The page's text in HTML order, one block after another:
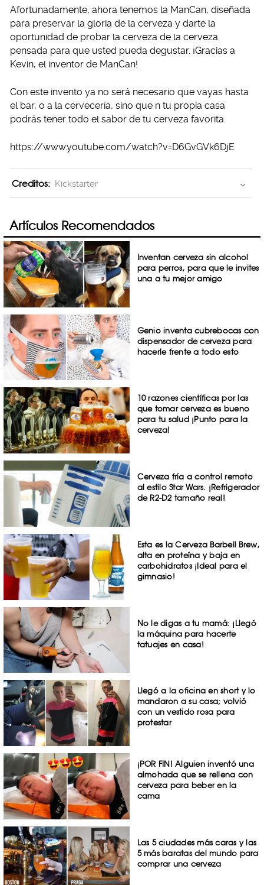
Afortunadamente, ahora tenemos la ManCan, diseñada
para preservar la gloria de la cerveza y darte la
oportunidad de probar la cerveza de la cerveza
pensada para que usted pueda degustar. ¡Gracias a
Kevin, el inventor de ManCan!
Con este invento ya no será necesario que vayas hasta
el bar, o a la cervecería, sino que n tu propia casa
podrás tener todo el sabor de tu cerveza favorita.
https://www.youtube.com/watch?v=D6GvGVk6DjE
Creditos: Kickstarter
Artículos Recomendados
Inventan cerveza sin alcohol
para perros, para que le invites
una a tu mejor amigo
Genio inventa cubrebocas con
dispensador de cerveza para
hacerle frente a todo esto
10 razones científicas por las
que tomar cerveza es bueno
para tu salud ¡Punto para la
cerveza!
Cerveza fría a control remoto
al estilo Star Wars. ¡Refrigerador
de R2-D2 tamaño real!
Esta es la Cerveza Barbell Brew,
alta en proteína y baja en
carbohidratos ¡Ideal para el
gimnasio!
No le digas a tu mamá: ¡Llegó
la máquina para hacerte
tatuajes en casa!
Llegó a la oficina en short y lo
mandaron a su casa; volvió
con un vestido rosa para
protestar
¡POR FIN! Alguien inventó una
almohada que se rellena con
cerveza para beber en la
cama
Las 5 ciudades más caras y las
5 más baratas del mundo para
comprar una cerveza